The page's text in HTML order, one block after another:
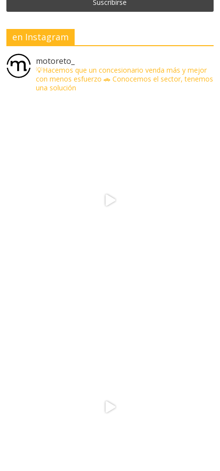
en Instagram
motoreto_
💡Hacemos que un concesionario venda más y mejor
con menos esfuerzo 🚗 Conocemos el sector, tenemos
una solución